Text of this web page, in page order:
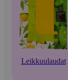
Leikkuulaudat